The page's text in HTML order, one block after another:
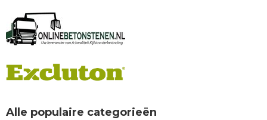
Alle populaire categorieën